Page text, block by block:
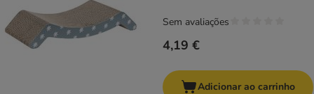
4,19 €
Sem avaliações
Adicionar ao carrinho